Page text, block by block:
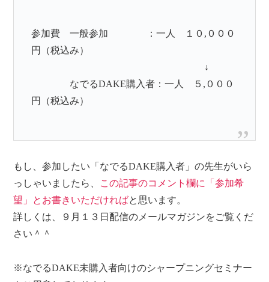
参加費 一般参加 ：一人 １０,０００
円（税込み）
↓
なでるDAKE購入者：一人 ５,０００
円（税込み）
もし、参加したい「なでるDAKE購入者」の先生がいら
っしゃいましたら、 この記事のコメント欄に「参加希
望」とお書きいただければと思います。
詳しくは、９月１３日配信のメールマガジンをご覧くだ
さい＾＾
※なでるDAKE未購入者向けのシャープニングセミナー